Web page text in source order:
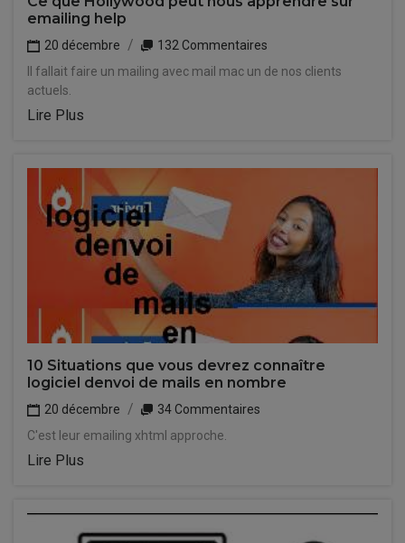
emailing help
20 décembre
132 Commentaires
Il fallait faire un mailing avec mail mac un de nos clients
actuels.
Lire Plus
10 Situations que vous devrez connaître
logiciel denvoi de mails en nombre
20 décembre
34 Commentaires
C'est leur emailing xhtml approche.
Lire Plus